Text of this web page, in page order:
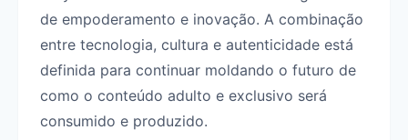
de empoderamento e inovação. A combinação
entre tecnologia, cultura e autenticidade está
definida para continuar moldando o futuro de
como o conteúdo adulto e exclusivo será
consumido e produzido.